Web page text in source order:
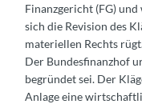
Finanzgericht (FG)
sich die Revision des
materiellen Rechts
Der Bundesfinanzhof
begründet sei. Der
Anlage eine